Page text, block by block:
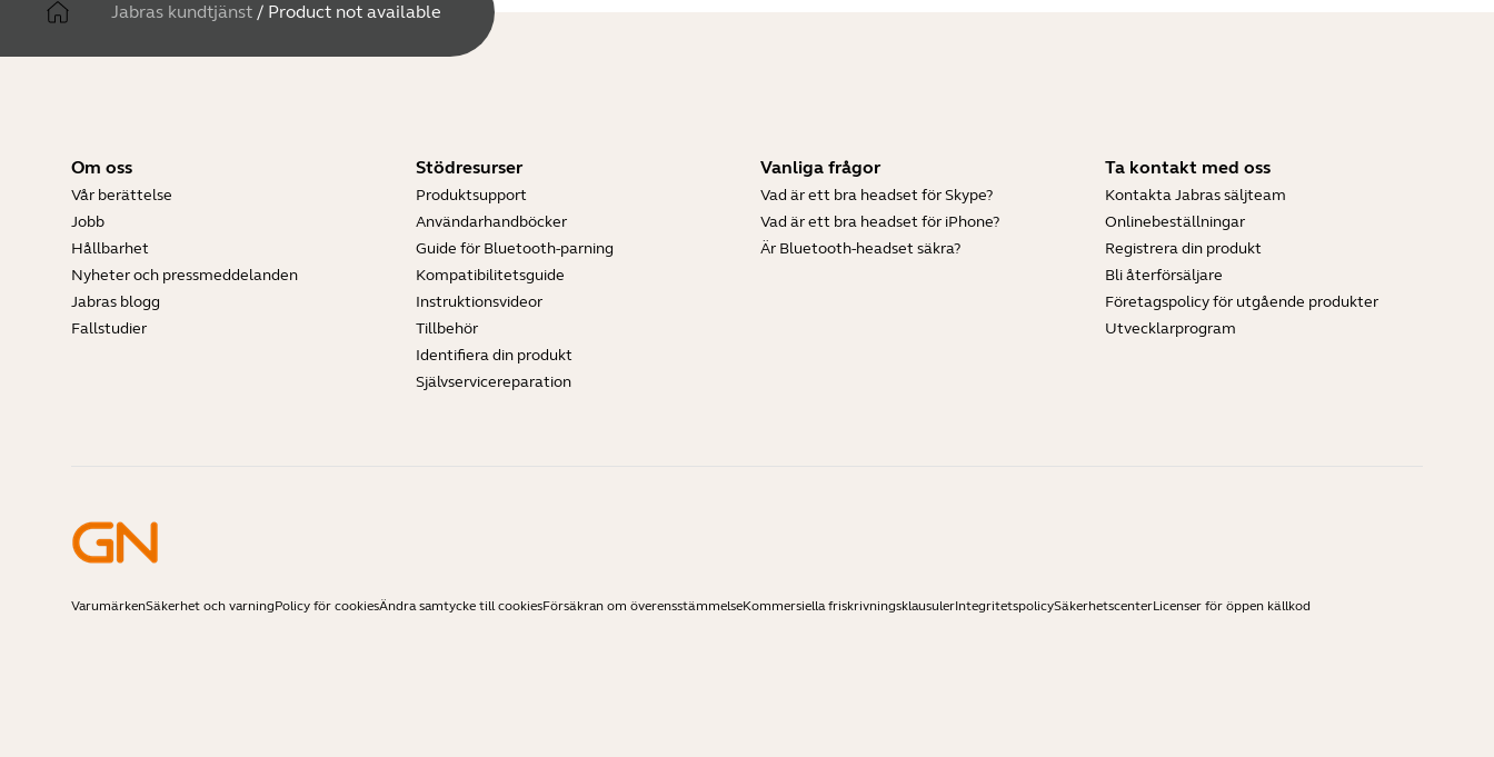
Jabras kundtjänst / Product not available
Om oss
Vår berättelse
Jobb
Hållbarhet
Nyheter och pressmeddelanden
Jabras blogg
Fallstudier
Stödresurser
Produktsupport
Användarhandböcker
Guide för Bluetooth-parning
Kompatibilitetsguide
Instruktionsvideor
Tillbehör
Identifiera din produkt
Självservicereparation
Vanliga frågor
Vad är ett bra headset för Skype?
Vad är ett bra headset för iPhone?
Är Bluetooth-headset säkra?
Ta kontakt med oss
Kontakta Jabras säljteam
Onlinebeställningar
Registrera din produkt
Bli återförsäljare
Företagspolicy för utgående produkter
Utvecklarprogram
VarumärkenSäkerhet och varningPolicy för cookiesÄndra samtycke till cookiesFörsäkran om överensstämmelseKommersiella friskrivningsklausulerIntegritetspolicySäkerhetscenterLicenser för öppen källkod